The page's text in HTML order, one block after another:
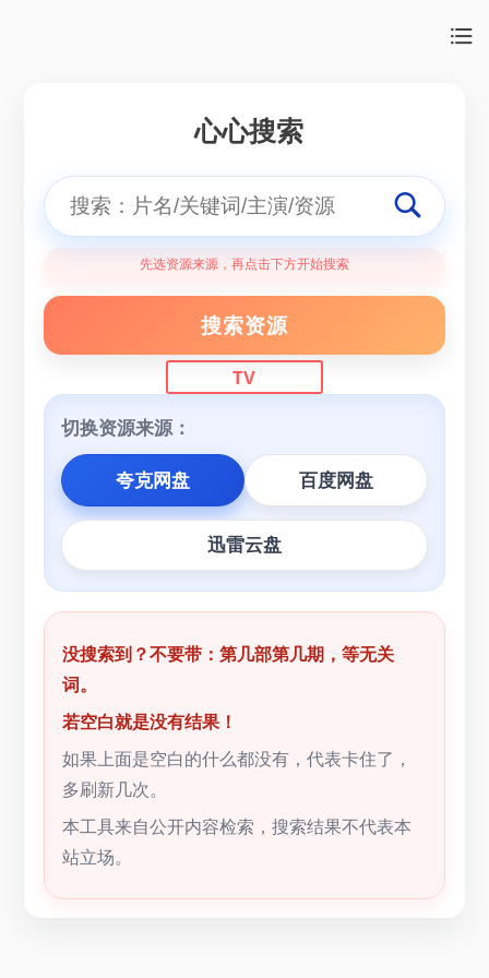
心心搜索
先选资源来源，再点击下方开始搜索
搜索资源
TV
切换资源来源：
夸克网盘 百度网盘
迅雷云盘
没搜索到？不要带：第几部第几期，等无关
词。
若空白就是没有结果！
如果上面是空白的什么都没有，代表卡住了，
多刷新几次。
本工具来自公开内容检索，搜索结果不代表本
站立场。